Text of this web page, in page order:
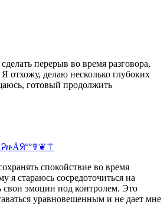
перерыв во время разговора,
отхожу, делаю несколько глубоких
готовый продолжить
спокойствие во время
я стараюсь сосредоточиться на
свои эмоции под контролем. Это
уравновешенным и не дает мне